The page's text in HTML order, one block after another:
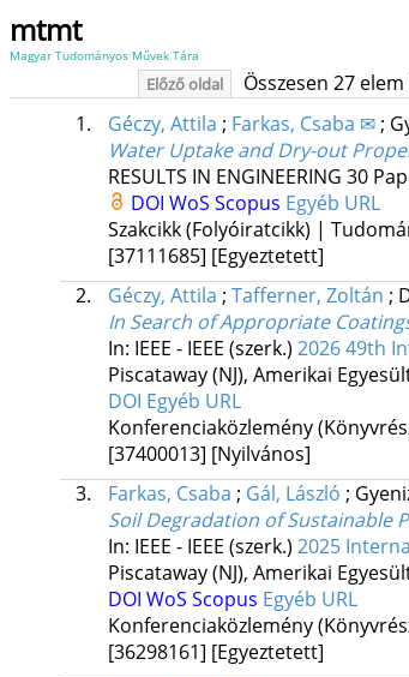
mtmt
Magyar Tudományos Művek Tára
Előző oldal Összesen 27
1. Géczy, Attila ; Farkas, Csaba ✉;
Water Uptake and Dry-out
RESULTS IN ENGINEERING 30
DOI WoS Scopus Egyéb URL
Szakcikk (Folyóiratcikk) |
[37111685] [Egyeztetett]
2.
Géczy, Attila ; Tafferner, Zoltán ;
In Search of Appropriate
In: IEEE - IEEE (szerk.) 2026 49th
Piscataway (NJ), Amerikai
DOI Egyéb URL
Konferenciaközlemény
[37400013] [Nyilvános]
3.
Farkas, Csaba ; Gál, László ;
Soil Degradation of Sustainable
In: IEEE - IEEE (szerk.) 2025
Piscataway (NJ), Amerikai
DOI WoS Scopus Egyéb URL
Konferenciaközlemény
[36298161] [Egyeztetett]